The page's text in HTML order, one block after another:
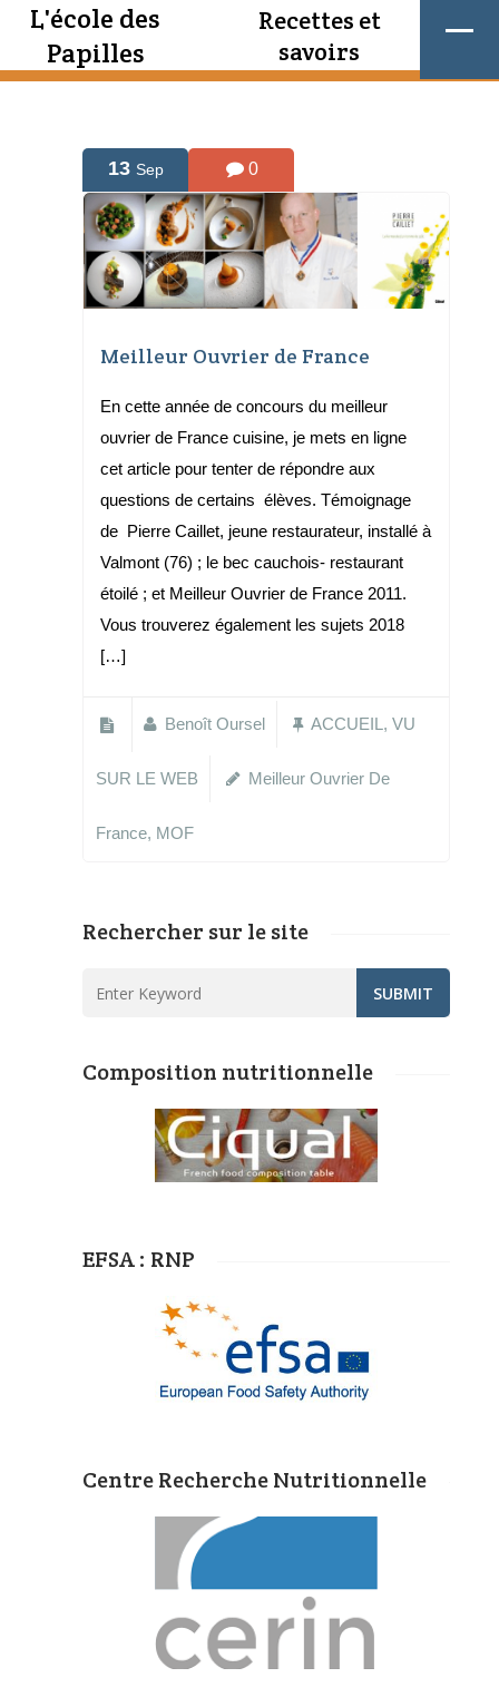
L'école des
Papilles
Recettes et
savoirs
13 Sep 0
Meilleur Ouvrier de France
En cette année de concours du meilleur
ouvrier de France cuisine, je mets en ligne
cet article pour tenter de répondre aux
questions de certains élèves. Témoignage
de Pierre Caillet, jeune restaurateur, installé à
Valmont (76) ; le bec cauchois- restaurant
étoilé ; et Meilleur Ouvrier de France 2011.
Vous trouverez également les sujets 2018
[…]
Benoît Oursel ACCUEIL, VU
SUR LE WEB Meilleur Ouvrier De
France, MOF
Rechercher sur le site
Composition nutritionnelle
EFSA : RNP
Centre Recherche Nutritionnelle